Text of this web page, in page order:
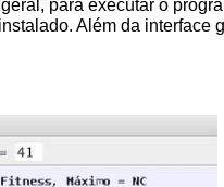
para executar o
Além da interface